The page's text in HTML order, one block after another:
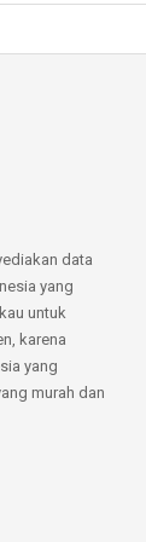
data
yang
untuk
karena
yang
murah dan